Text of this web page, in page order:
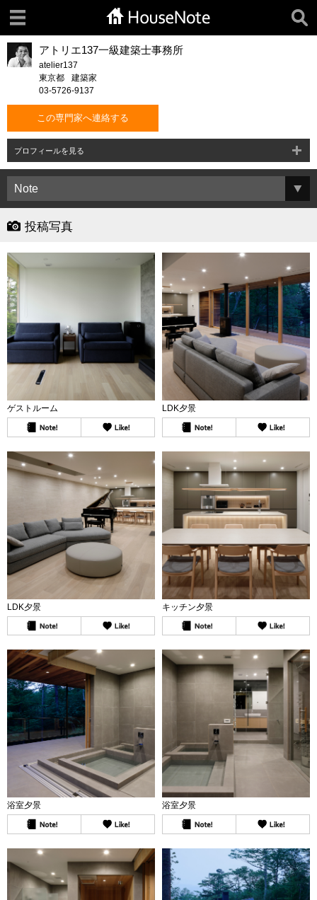
アトリエ137一級建築士事務所
atelier137
東京都
建築家
03-5726-9137
この専門家へ連絡する
プロフィールを見る
投稿写真
ゲストルーム LDK夕景
LDK夕景 キッチン夕景
浴室夕景 浴室夕景